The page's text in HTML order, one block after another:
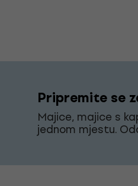
Pripremite se
Majice, majice s
jednom mjestu.